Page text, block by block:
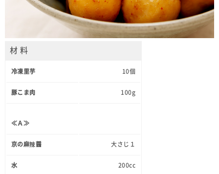
材 料
冷凍里芋 10個
豚こま肉 100g
≪Ａ≫
京の麻辣醤 大さじ１
水 200cc